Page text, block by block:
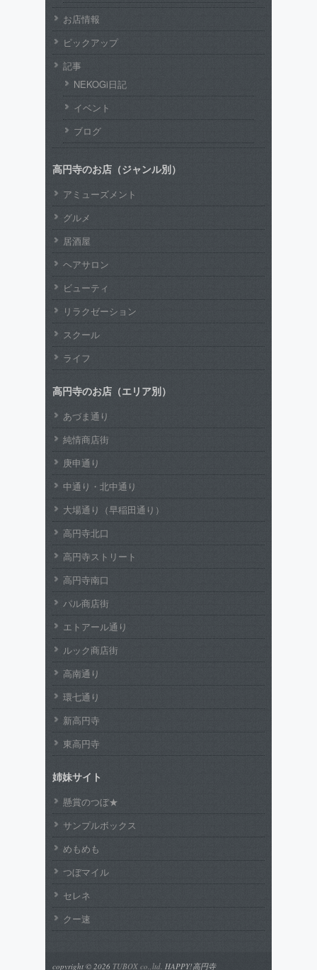
お店情報
ピックアップ
記事
NEKOGi日記
イベント
ブログ
高円寺のお店（ジャンル別）
アミューズメント
グルメ
居酒屋
ヘアサロン
ビューティ
リラクゼーション
スクール
ライフ
高円寺のお店（エリア別）
あづま通り
純情商店街
庚申通り
中通り・北中通り
大場通り（早稲田通り）
高円寺北口
高円寺ストリート
高円寺南口
パル商店街
エトアール通り
ルック商店街
高南通り
環七通り
新高円寺
東高円寺
姉妹サイト
懸賞のつぼ★
サンプルボックス
めもめも
つぼマイル
セレネ
クー速
copyright © 2026 TUBOX co.,ltd. HAPPY!高円寺